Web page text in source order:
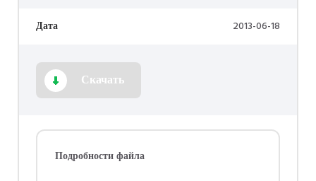
Дата 2013-06-18
Скачать
Подробности файла